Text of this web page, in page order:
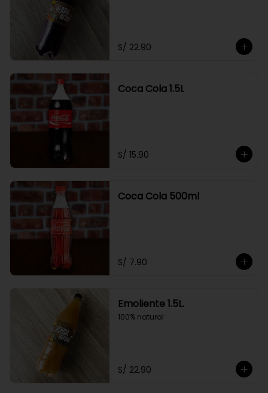
S/ 22.90
Coca Cola 1.5L
S/ 15.90
Coca Cola 500ml
S/ 7.90
Emoliente 1.5L.
100% natural
S/ 22.90